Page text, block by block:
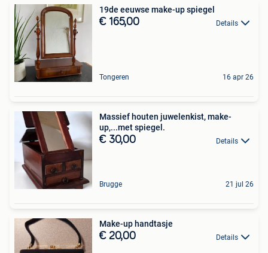
19de eeuwse make-up spiegel
€ 165,00 Details
Tongeren 16 apr 26
Massief houten juwelenkist, make-
up,...met spiegel.
€ 30,00 Details
Brugge 21 jul 26
Make-up handtasje
€ 20,00 Details